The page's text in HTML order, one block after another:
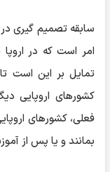
سابقه تصمیم گیری
امر است که در
تمایل بر این است تا
کشورهای اروپایی
فعلی، کشورهای
بمانند و یا پس از